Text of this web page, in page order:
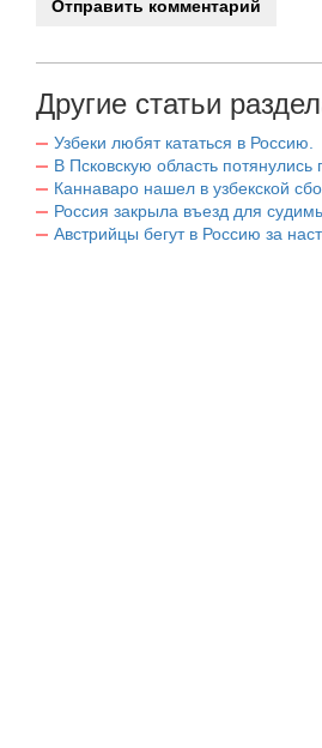
Другие статьи
Узбеки любят кататься в Россию.
В Псковскую область
Каннаваро нашел в узбекской
Россия закрыла въезд для
Австрийцы бегут в Россию за